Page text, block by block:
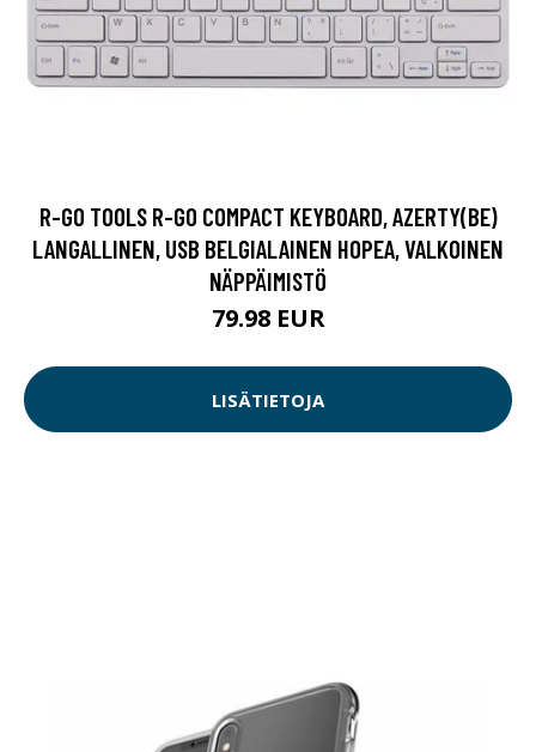
R-GO TOOLS R-GO COMPACT KEYBOARD, AZERTY(BE)
LANGALLINEN, USB BELGIALAINEN HOPEA, VALKOINEN
NÄPPÄIMISTÖ
79.98 EUR
LISÄTIETOJA